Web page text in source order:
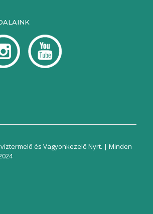
és Vagyonkezelő Nyrt. | Minden